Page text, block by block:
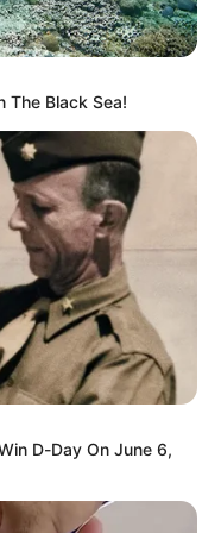
estímulos y contribuir
de año. Con ello,
a Medellín
The Black Sea!
D-Day On June 6,